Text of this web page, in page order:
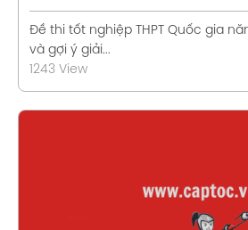
Đề thi tốt nghiệp THPT Quốc gia
và gợi ý giải...
1243 View